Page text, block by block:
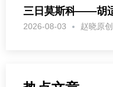
三日莫斯科——胡
2026-08-03 赵晓原创